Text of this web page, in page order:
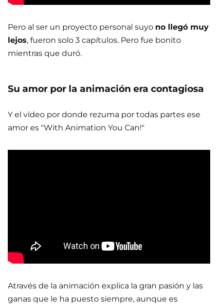
Pero al ser un proyecto personal suyo no llegó muy
lejos, fueron solo 3 capítulos. Pero fue bonito
mientras que duró.
Su amor por la animación era contagiosa
Y el vídeo por donde rezuma por todas partes ese
amor es "With Animation You Can!"
Através de la animación explica la gran pasión y las
ganas que le ha puesto siempre, aunque es